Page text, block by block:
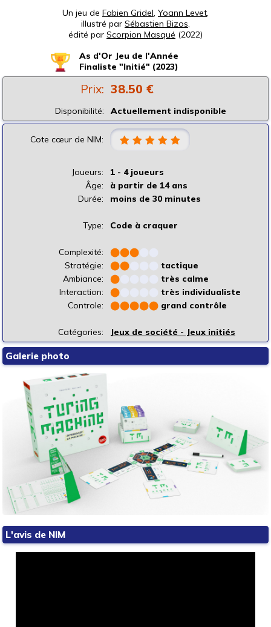
Un jeu de Fabien Gridel, Yoann Levet,
illustré par Sébastien Bizos,
édité par Scorpion Masqué (2022)
As d'Or Jeu de l'Année
Finaliste "Initié" (2023)
Prix: 38.50 €
Disponibilité: Actuellement indisponible
Cote cœur de NIM:
Joueurs:
1 - 4 joueurs
Âge:
à partir de 14 ans
Durée:
moins de 30 minutes
Type: Code à craquer
Complexité: ⬤⬤⬤
Stratégie:
⬤⬤
tactique
Ambiance:
⬤
très calme
Interaction:
⬤
très individualiste
Controle:
⬤⬤⬤⬤⬤ grand contrôle
Catégories: Jeux de société - Jeux initiés
Galerie photo
L'avis de NIM